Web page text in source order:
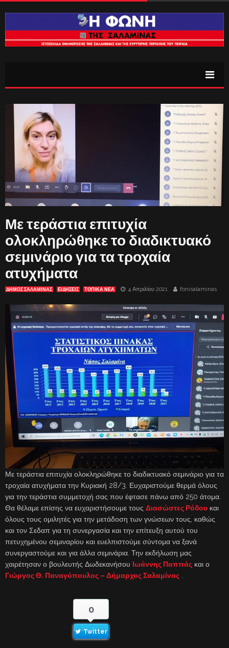
Με τεράστια επιτυχία
ολοκληρώθηκε το διαδικτυακό
σεμινάριο για τα τροχαία
ατυχήματα
ΔΗΜΟΣ ΣΑΛΑΜΙΝΑΣ ΕΙΔΗΣΕΙΣ ΤΟΠΙΚΑ ΝΕΑ 4 Απριλίου 2021 fonisalaminas
Με τεράστια επιτυχία ολοκληρώθηκε το διαδικτυακό σεμινάριο για τα
τροχαία ατυχήματα την Κυριακή 28/3. Ευχαριστούμε θερμά όλους
για την τεράστια συμμετοχή σας που έφτασε πάνω από 250 άτομα.
Θα θέλαμε επίσης να ευχαριστήσουμε τους Διασώστες Ρόδου και
όλους τους ομιλητές για την μετάδοση των γνώσεων τους, καθώς
και τον Σεδαπ για τη συνεργασία και την επίτευξη αυτού του
πετυχημένου σεμιναρίου και ευελπιστούμε σύντομα να ξανά
συνεργαστούμε και για άλλα σεμινάρια. Την εκδήλωση μας
χαιρέτησαν ο βουλευτής Δωδεκανήσου Ιωάννης Παππάς και ο
Γιώργος Θ. Παναγόπουλος – Δήμαρχος Σαλαμίνας
0
Twitter